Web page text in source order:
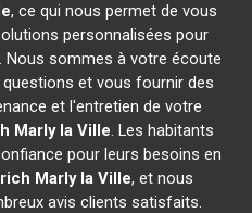
, ce qui nous permet de vous
personnalisées pour
sommes à votre écoute
et vous fournir des
et l'entretien de votre
Marly la Ville. Les habitants
pour leurs besoins en
Marly la Ville, et nous
avis clients satisfaits.